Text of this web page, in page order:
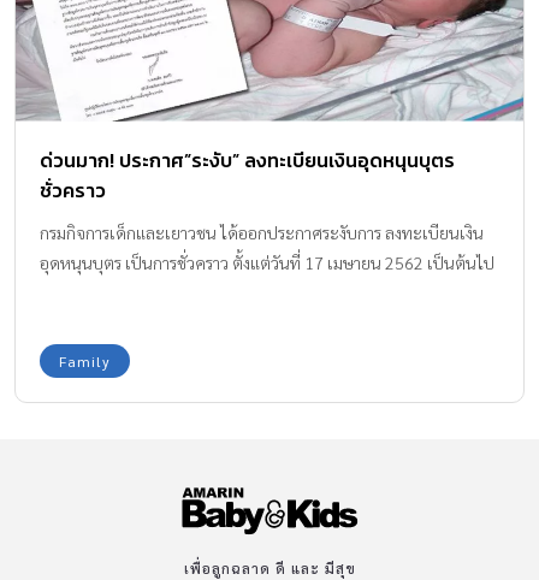
ด่วนมาก! ประกาศ”ระงับ” ลงทะเบียนเงินอุดหนุนบุตร
ชั่วคราว
กรมกิจการเด็กและเยาวชน ได้ออกประกาศระงับการ ลงทะเบียนเงิน
อุดหนุนบุตร เป็นการชั่วคราว ตั้งแต่วันที่ 17 เมษายน 2562 เป็นต้นไป
Family
เพื่อลูกฉลาด ดี และ มีสุข